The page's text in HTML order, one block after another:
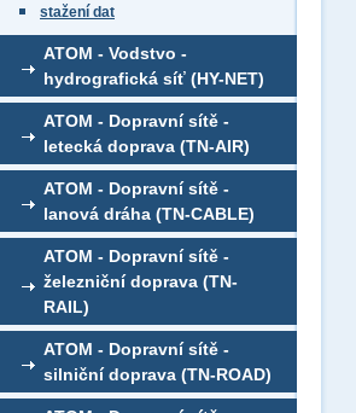
stažení dat
ATOM - Vodstvo -
hydrografická síť (HY-NET)
ATOM - Dopravní sítě -
letecká doprava (TN-AIR)
ATOM - Dopravní sítě -
lanová dráha (TN-CABLE)
ATOM - Dopravní sítě -
železniční doprava (TN-
RAIL)
ATOM - Dopravní sítě -
silniční doprava (TN-ROAD)